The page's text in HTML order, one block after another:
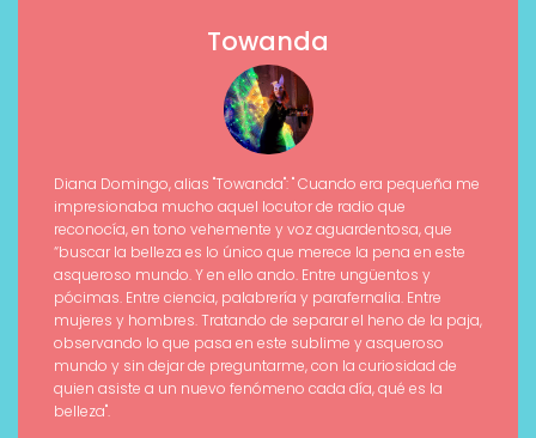
Towanda
Diana Domingo, alias "Towanda": " Cuando era pequeña me
impresionaba mucho aquel locutor de radio que
reconocía, en tono vehemente y voz aguardentosa, que
“buscar la belleza es lo único que merece la pena en este
asqueroso mundo. Y en ello ando. Entre ungüentos y
pócimas. Entre ciencia, palabrería y parafernalia. Entre
mujeres y hombres. Tratando de separar el heno de la paja,
observando lo que pasa en este sublime y asqueroso
mundo y sin dejar de preguntarme, con la curiosidad de
quien asiste a un nuevo fenómeno cada día, qué es la
belleza".